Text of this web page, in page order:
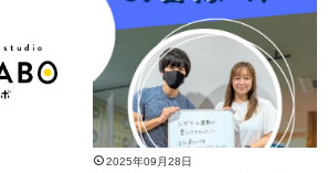
2025年09月28日